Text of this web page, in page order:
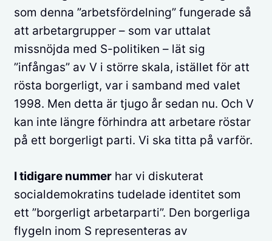
som denna ”arbetsfördelning” fungerade så
att arbetargrupper – som var uttalat
missnöjda med S-politiken – lät sig
”infångas” av V i större skala, istället för att
rösta borgerligt, var i samband med valet
1998. Men detta är tjugo år sedan nu. Och V
kan inte längre förhindra att arbetare röstar
på ett borgerligt parti. Vi ska titta på varför.
I tidigare nummer har vi diskuterat
socialdemokratins tudelade identitet som
ett ”borgerligt arbetarparti”. Den borgerliga
flygeln inom S representeras av